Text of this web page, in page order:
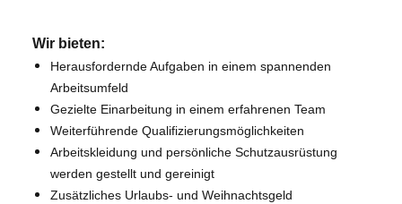
Wir bieten:
Herausfordernde Aufgaben in einem spannenden
Arbeitsumfeld
Gezielte Einarbeitung in einem erfahrenen Team
Weiterführende Qualifizierungsmöglichkeiten
Arbeitskleidung und persönliche Schutzausrüstung
werden gestellt und gereinigt
Zusätzliches Urlaubs- und Weihnachtsgeld